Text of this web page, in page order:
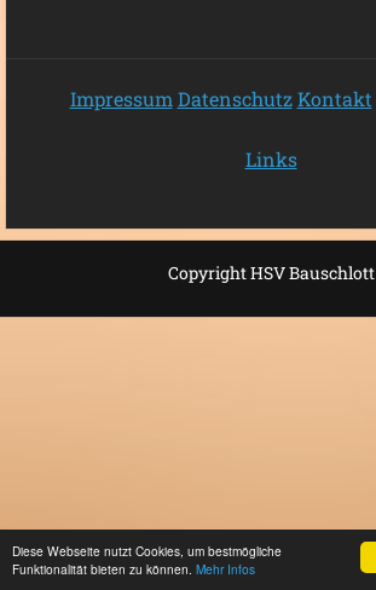
Diese Webseite nutzt Cookies, um bestmögliche
Funktionalität bieten zu können. Mehr Infos
Impressum Datenschutz Kontakt
Links
Copyright HSV Bauschlott